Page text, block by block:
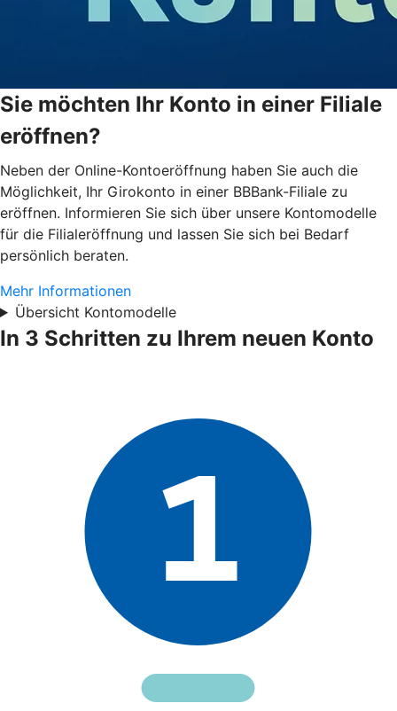
Sie möchten Ihr Konto in einer Filiale
eröffnen?
Neben der Online-Kontoeröffnung haben Sie auch die
Möglichkeit, Ihr Girokonto in einer BBBank-Filiale zu
eröffnen. Informieren Sie sich über unsere Kontomodelle
für die Filialeröffnung und lassen Sie sich bei Bedarf
persönlich beraten.
Mehr Informationen
Übersicht Kontomodelle
In 3 Schritten zu Ihrem neuen Konto